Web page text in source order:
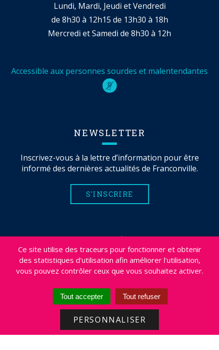
Ce site utilise des traceurs pour fonctionner et obtenir
des statistiques d'utilisation afin améliorer l'utilisation,
vous pouvez contrôler ceux que vous souhaitez activer.
Tout accepter Tout refuser
PERSONNALISER
Lundi, Mardi, Jeudi et Vendredi
de 8h30 à 12h15 de 13h30 à 18h
Mercredi et Samedi de 8h30 à 12h
Accessible aux personnes sourdes et malentendantes
NEWSLETTER
Inscrivez-vous à la lettre d’information pour être
informé des dernières actualités de Franconville.
S'INSCRIRE
MENTIONS LÉGALES
PLAN DU SITE
CRÉDITS
PROJETS
DÉSABONNEMENT NEWSLETTER
ACCESSIBILITÉ : NON CONFORME